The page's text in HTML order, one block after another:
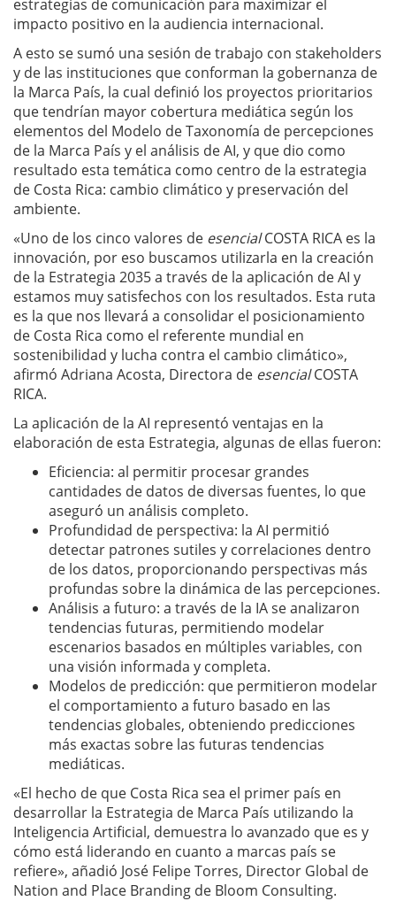
estrategias de comunicación para maximizar el
impacto positivo en la audiencia internacional.
A esto se sumó una sesión de trabajo con stakeholders
y de las instituciones que conforman la gobernanza de
la Marca País, la cual definió los proyectos prioritarios
que tendrían mayor cobertura mediática según los
elementos del Modelo de Taxonomía de percepciones
de la Marca País y el análisis de AI, y que dio como
resultado esta temática como centro de la estrategia
de Costa Rica: cambio climático y preservación del
ambiente.
«Uno de los cinco valores de esencialCOSTA RICA es la
innovación, por eso buscamos utilizarla en la creación
de la Estrategia 2035 a través de la aplicación de AI y
estamos muy satisfechos con los resultados. Esta ruta
es la que nos llevará a consolidar el posicionamiento
de Costa Rica como el referente mundial en
sostenibilidad y lucha contra el cambio climático»,
afirmó Adriana Acosta, Directora de esencialCOSTA
RICA.
La aplicación de la AI representó ventajas en la
elaboración de esta Estrategia, algunas de ellas fueron:
Eficiencia: al permitir procesar grandes
cantidades de datos de diversas fuentes, lo que
aseguró un análisis completo.
Profundidad de perspectiva: la AI permitió
detectar patrones sutiles y correlaciones dentro
de los datos, proporcionando perspectivas más
profundas sobre la dinámica de las percepciones.
Análisis a futuro: a través de la IA se analizaron
tendencias futuras, permitiendo modelar
escenarios basados en múltiples variables, con
una visión informada y completa.
Modelos de predicción: que permitieron modelar
el comportamiento a futuro basado en las
tendencias globales, obteniendo predicciones
más exactas sobre las futuras tendencias
mediáticas.
«El hecho de que Costa Rica sea el primer país en
desarrollar la Estrategia de Marca País utilizando la
Inteligencia Artificial, demuestra lo avanzado que es y
cómo está liderando en cuanto a marcas país se
refiere», añadió José Felipe Torres, Director Global de
Nation and Place Branding de Bloom Consulting.